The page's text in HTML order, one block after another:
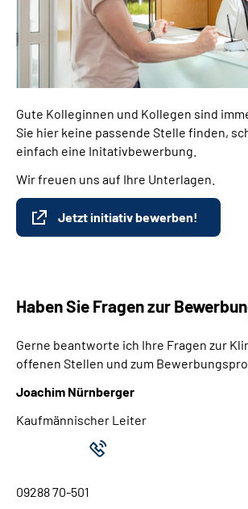
Gute Kolleginnen und Kollegen sind
Sie hier keine passende Stelle finden,
einfach eine Initativbewerbung.
Wir freuen uns auf Ihre Unterlagen.
Jetzt initiativ bewerben!
Haben Sie Fragen zur
Gerne beantworte ich Ihre Fragen zur
offenen Stellen und zum
Joachim Nürnberger
Kaufmännischer Leiter
09288 70-501